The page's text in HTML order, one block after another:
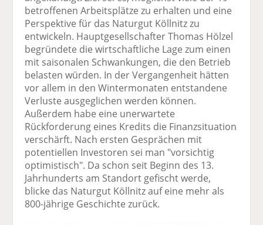
betroffenen Arbeitsplätze zu erhalten und eine
Perspektive für das Naturgut Köllnitz zu
entwickeln. Hauptgesellschafter Thomas Hölzel
begründete die wirtschaftliche Lage zum einen
mit saisonalen Schwankungen, die den Betrieb
belasten würden. In der Vergangenheit hätten
vor allem in den Wintermonaten entstandene
Verluste ausgeglichen werden können.
Außerdem habe eine unerwartete
Rückforderung eines Kredits die Finanzsituation
verschärft. Nach ersten Gesprächen mit
potentiellen Investoren sei man "vorsichtig
optimistisch". Da schon seit Beginn des 13.
Jahrhunderts am Standort gefischt werde,
blicke das Naturgut Köllnitz auf eine mehr als
800-jährige Geschichte zurück.